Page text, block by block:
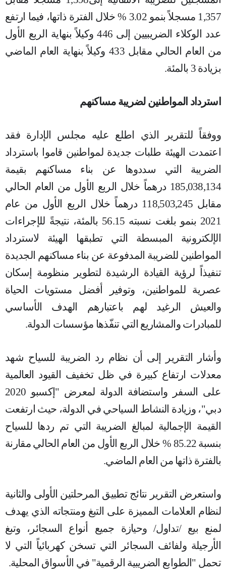
1,357 مسجلاً بنمو 3.02 % خلال الفترة ذاتها، فيما ارتفع
عدد الوكلاء الضريبيين إلى 446 وكيلاً بنهاية الربع الأول
من العام الحالي مقابل 433 وكيلاً بنهاية العام الماضي
بزيادة 3 بالمئة.
استرداد المواطنين لضريبة مساكنهم
ووفقاً للتقرير الذي اطلع عليه مجلس الإدارة فقد
اعتمدت الهيئة طلبات جديدة لمواطنين قاموا باسترداد
الضريبة التي سددوها عن بناء مساكنهم بقيمة
185,038,134 درهماً خلال الربع الأول من العام الحالي
مقابل 118,503,245 درهماً خلال الربع الأول من عام
2021 بنمو بلغت نسبته 56.15 بالمئة، نتيجةً للإجراءات
الإلكترونية المبسطة التي تطبقها الهيئة لاسترداد
المواطنين للضريبة المدفوعة عن بناء مساكنهم الجديدة
تنفيذاً لرؤية القيادة الرشيدة لتطوير منظومة إسكان
عصرية للمواطنين، وتوفير أفضل مستويات الحياة
والعيش الرغيد لهم باعتبارهم الهدف الأساسي
للمبادرات والمشاريع التي تنفّذها مؤسسات الدولة.
وأشار التقرير إلى أن نظام رد الضريبة للسياح شهد
معدلات ارتفاع كبيرة في ظل تخفيف القيود العالمية
على السفر واستضافة الدولة لمعرض "إكسبو 2020
دبي"، وزيادة النشاط السياحي في الدولة، حيث ارتفعت
القيمة الإجمالية لمبالغ الضريبة التي تم ردها للسياح
بنسبة 85.22 % خلال الربع الأول من العام الحالي مقارنة
بالفترة ذاتها من العام الماضي.
واستعرض التقرير نتائج تطبيق المرحلتين الأولى والثانية
لنظام العلامات المميزة على التبغ ومنتجاته الذي يهدف
لمنع بيع /تداول/ وحيازة جميع أنواع السجائر، وتبغ
الأرجيلة ولفائف السجائر التي تسخن كهربائياً التي لا
تحمل "الطوابع الضريبية الرقمية" في الأسواق المحلية.